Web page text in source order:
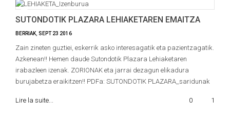
SUTONDOTIK PLAZARA LEHIAKETAREN EMAITZA
BERRIAK SEPT 23 2016
Zain zineten guztiei, eskerrik asko interesagatik eta pazientzagatik.
Azkenean!! Hemen daude Sutondotik Plazara Lehiaketaren
irabazleen izenak. ZORIONAK eta jarrai dezagun elikadura
burujabetza eraikitzen!! PDFa: SUTONDOTIK PLAZARA_saridunak
Lire la suite... 0 1